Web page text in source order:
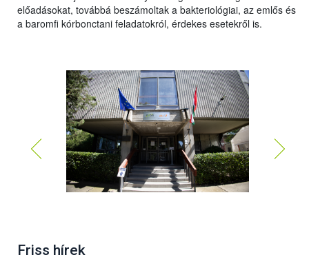
előadásokat, továbbá beszámoltak a bakteriológiai, az emlős és
a baromfi kórbonctani feladatokról, érdekes esetekről is.
75 éves a Debreceni Állategészségügyi Intézet
Friss hírek